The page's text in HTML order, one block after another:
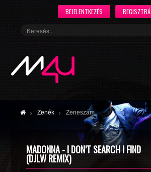
BEJELENTKEZÉS
Zenék Zeneszám
MADONNA - I DON’T SEARCH I FIND
(DJLW REMIX)